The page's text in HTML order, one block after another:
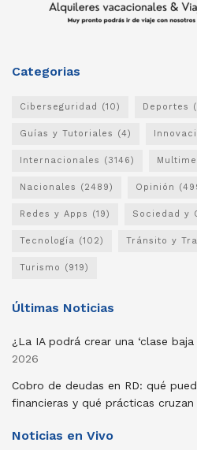
Categorias
Ciberseguridad (10) Deportes
Guías y Tutoriales (4)
Internacionales (3146)
Nacionales (2489) Opinión
Redes y Apps (19) Sociedad y
Tecnología (102) Tránsito y
Turismo (919)
Últimas Noticias
¿La IA podrá crear una ‘clase baja
2026
Cobro de deudas en RD: qué
financieras y qué prácticas cruzan
Noticias en Vivo